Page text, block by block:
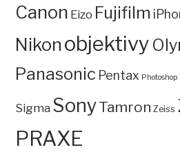
Canon Eizo Fujifilm
Nikon objektivy
Panasonic Pentax Photoshop
Sigma SonyTamron Zeiss
PRAXE